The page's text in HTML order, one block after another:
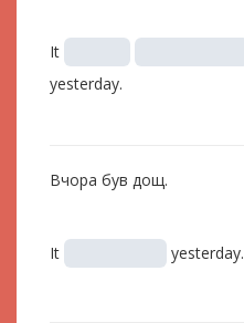
It
yesterday.
Вчора був дощ.
It yesterday.